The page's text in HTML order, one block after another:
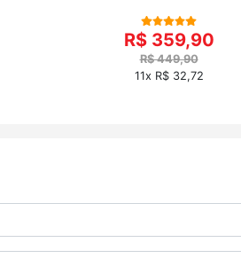
R$ 359,90
R$ 449,90
11x R$ 32,72